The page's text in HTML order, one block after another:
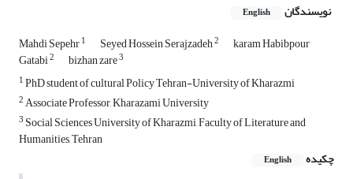
نویسندگان English
Mahdi Sepehr1 Seyed Hossein Serajzadeh2 karam Habibpour
Gatabi2 bizhan zare3
1PhD student of cultural Policy Tehran-University of Kharazmi
2Associate Professor, Kharazami University
3 Social Sciences University of Kharazmi, Faculty of Literature and
Humanities, Tehran
چکیده
English